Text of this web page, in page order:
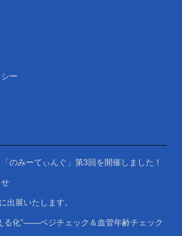
ー
のみーてぃんぐ」第3回を開催しました！
出展いたします。
る化”——ベジチェック＆血管年齢チェック